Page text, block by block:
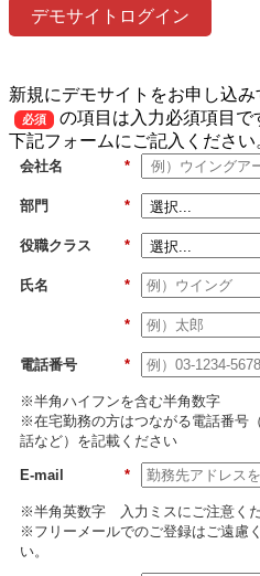
デモサイトログイン
新規にデモサイトをお申し込
必須
の項目は入力必須項目で
下記フォームにご記入ください
*
会社名
*
部門
*
役職クラス
*
氏名
*
*
電話番号
※半角ハイフンを含む半角数字
※在宅勤務の方はつながる電話番号
話など）を記載ください
*
E-mail
※半角英数字 入力ミスにご注意くだ
※フリーメールでのご登録はご遠慮
い。